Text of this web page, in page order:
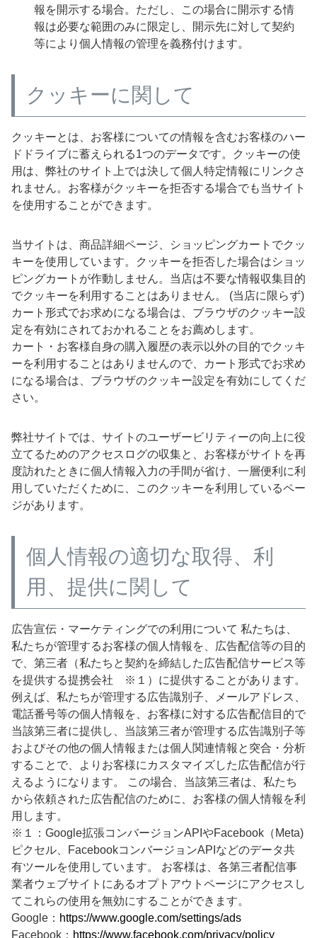
報を開示する場合。ただし、この場合に開示する情
報は必要な範囲のみに限定し、開示先に対して契約
等により個人情報の管理を義務付けます。
クッキーに関して
クッキーとは、お客様についての情報を含むお客様のハー
ドドライブに蓄えられる1つのデータです。クッキーの使
用は、弊社のサイト上では決して個人特定情報にリンクさ
れません。お客様がクッキーを拒否する場合でも当サイト
を使用することができます。
当サイトは、商品詳細ページ、ショッピングカートでクッ
キーを使用しています。クッキーを拒否した場合はショッ
ピングカートが作動しません。当店は不要な情報収集目的
でクッキーを利用することはありません。 (当店に限らず)
カート形式でお求めになる場合は、ブラウザのクッキー設
定を有効にされておかれることをお薦めします。
カート・お客様自身の購入履歴の表示以外の目的でクッキ
ーを利用することはありませんので、カート形式でお求め
になる場合は、ブラウザのクッキー設定を有効にしてくだ
さい。
弊社サイトでは、サイトのユーザービリティーの向上に役
立てるためのアクセスログの収集と、お客様がサイトを再
度訪れたときに個人情報入力の手間が省け、一層便利に利
用していただくために、このクッキーを利用しているペー
ジがあります。
個人情報の適切な取得、利
用、提供に関して
広告宣伝・マーケティングでの利用について 私たちは、
私たちが管理するお客様の個人情報を、広告配信等の目的
で、第三者（私たちと契約を締結した広告配信サービス等
を提供する提携会社 ※１）に提供することがあります。
例えば、私たちが管理する広告識別子、メールアドレス、
電話番号等の個人情報を、お客様に対する広告配信目的で
当該第三者に提供し、当該第三者が管理する広告識別子等
およびその他の個人情報または個人関連情報と突合・分析
することで、よりお客様にカスタマイズした広告配信が行
えるようになります。 この場合、当該第三者は、私たち
から依頼された広告配信のために、お客様の個人情報を利
用します。
※１：Google拡張コンバージョンAPIやFacebook（Meta)
ピクセル、FacebookコンバージョンAPIなどのデータ共
有ツールを使用しています。 お客様は、各第三者配信事
業者ウェブサイトにあるオプトアウトページにアクセスし
てこれらの使用を無効にすることができます。
Google： https://www.google.com/settings/ads
Facebook： https://www.facebook.com/privacy/policy